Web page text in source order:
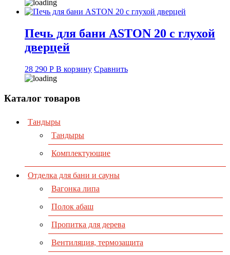
Печь для бани ASTON 20 с глухой
дверцей
28 290 Р В корзину Сравнить
Каталог товаров
Тандыры
Тандыры
Комплектующие
Отделка для бани и сауны
Вагонка липа
Полок абаш
Пропитка для дерева
Вентиляция, термозащита